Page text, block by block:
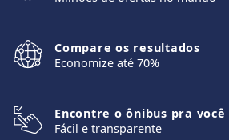
Compare os resultados
Economize até 70%
Encontre o ônibus pra você
Fácil e transparente